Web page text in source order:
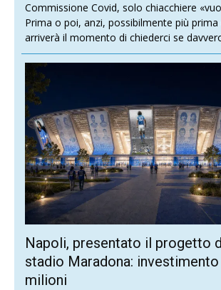
Commissione Covid, solo chiacchiere
Prima o poi, anzi, possibilmente più prima
arriverà il momento di chiederci se
Napoli, presentato il progetto
stadio Maradona: investimento
milioni